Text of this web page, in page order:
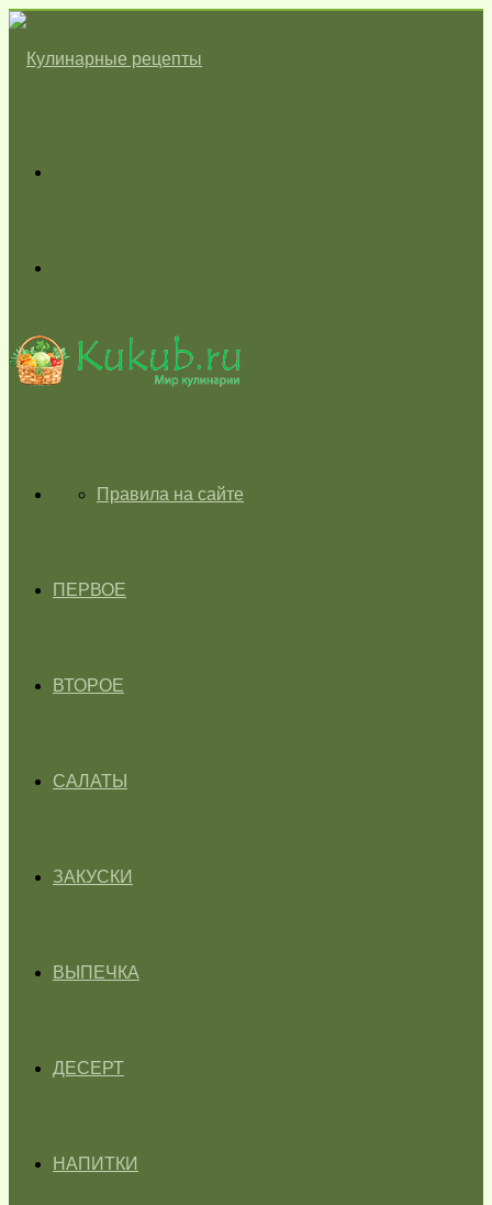
skin
ГЛАВНАЯПравила на сайте
ПЕРВОЕ
ВТОРОЕ
САЛАТЫ
ЗАКУСКИ
ВЫПЕЧКА
ДЕСЕРТ
НАПИТКИ